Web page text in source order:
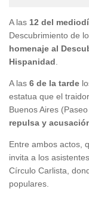
A las 12 del
Descubrimiento de
homenaje al
Hispanidad
A las 6 de la tarde
estatua que el traidor
Buenos Aires
repulsa y
Entre ambos actos,
invita a los
Círculo Carlista,
populares.